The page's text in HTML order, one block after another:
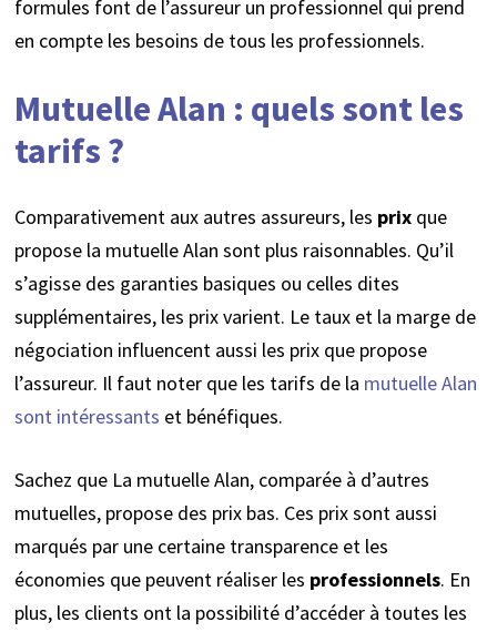
formules font de l’assureur un professionnel qui prend
en compte les besoins de tous les professionnels.
Mutuelle Alan : quels sont les
tarifs ?
Comparativement aux autres assureurs, les prix que
propose la mutuelle Alan sont plus raisonnables. Qu’il
s’agisse des garanties basiques ou celles dites
supplémentaires, les prix varient. Le taux et la marge de
négociation influencent aussi les prix que propose
l’assureur. Il faut noter que les tarifs de la mutuelle Alan
sont intéressants et bénéfiques.
Sachez que La mutuelle Alan, comparée à d’autres
mutuelles, propose des prix bas. Ces prix sont aussi
marqués par une certaine transparence et les
économies que peuvent réaliser les professionnels. En
plus, les clients ont la possibilité d’accéder à toutes les